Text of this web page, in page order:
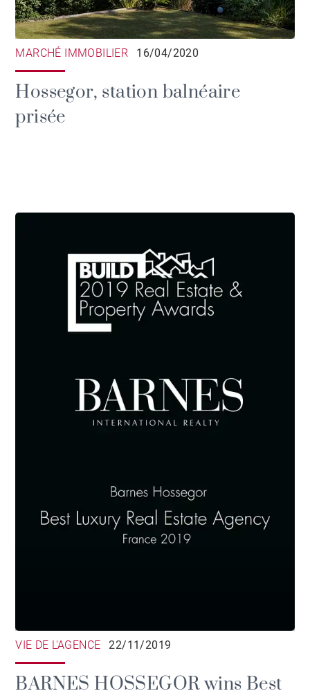
MARCHÉ IMMOBILIER 16/04/2020
Hossegor, station balnéaire
prisée
VIE DE L'AGENCE 22/11/2019
BARNES HOSSEGOR wins Best